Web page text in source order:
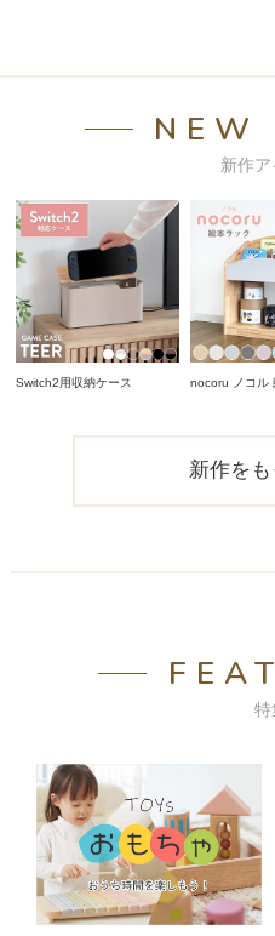
NEW
新作ア
Switch2用収納ケース nocoru ノコル
新作を
特